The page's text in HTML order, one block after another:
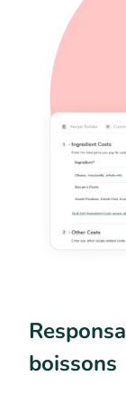
boissons